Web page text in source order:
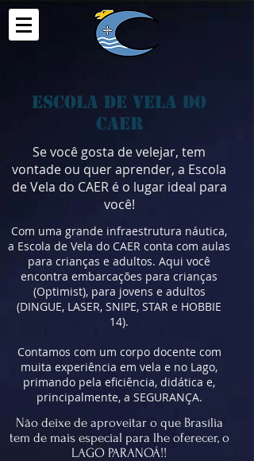
Escola de Vela do
CAER
Se você gosta de velejar, tem
vontade ou quer aprender, a Escola
de Vela do CAER é o lugar ideal para
você!
Com uma grande infraestrutura náutica,
a Escola de Vela do CAER conta com aulas
para crianças e adultos. Aqui você
encontra embarcações para crianças
(Optimist), para jovens e adultos
(DINGUE, LASER, SNIPE, STAR e HOBBIE
14).
Contamos com um corpo docente com
muita experiência em vela e no Lago,
primando pela eficiência, didática e,
principalmente, a SEGURANÇA.
Não deixe de aproveitar o que Brasília
tem de mais especial para lhe oferecer, o
LAGO PARANOÁ!!